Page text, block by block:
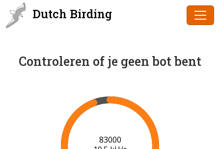
Dutch Birding
Controleren of je geen bot bent
85000